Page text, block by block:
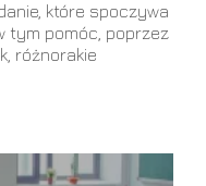
które spoczywa
tym pomóc, poprzez
różnorakie